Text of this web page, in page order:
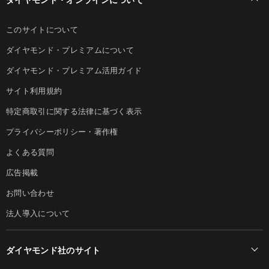
このサイトについて
ダイヤモンド・プレミアムについて
ダイヤモンド・プレミアム活用ガイド
サイト利用規約
特定商取引に関する法律に基づく表示
プライバシーポリシー・著作権
よくある質問
広告掲載
お問い合わせ
法人導入について
ダイヤモンド社のサイト